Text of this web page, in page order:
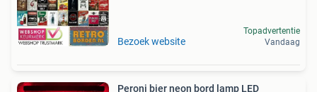
Bezoek website
Topadvertentie
Vandaag
Peroni bier neon bord lamp LED